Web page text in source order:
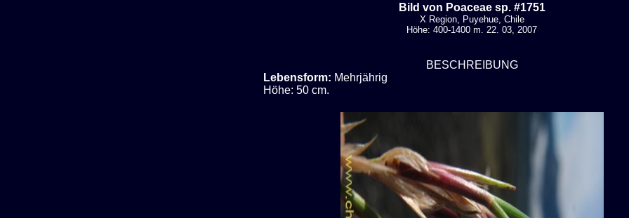
Bild von Poaceae sp. #1751
X Region, Puyehue, Chile
Höhe: 400-1400 m. 22. 03, 2007
BESCHREIBUNG
Lebensform: Mehrjährig
Höhe: 50 cm.